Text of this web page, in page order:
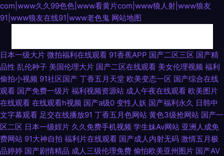
com|www久久99色色|www看黄片com|www狼人射|www狼友
91|www狼友在线91|www老色鬼 网站地图
91热自拍视频网站 首页大香蕉 91青椒草莓 91色人妻 欧美色图色导航 日韩风
狂性爱 色婷婷日韩av电影 亚洲日韩国产精品无 91肏逼 91精品福利入口 99
久久国产精品系列 东京热九九精品 九色91熟女 欧美成久久 色呦呦网站入口
国 一区二卡三卡中日 91扦妹妹电影导航 91性色 91永久在线免费 97韩影视
伦理 东京热色婷婷接吻 久草五月份 美女网站免费观看全裸 日韩高清无码社
日本一级大片 微拍福利在线观看 91香蕉APP 国产二区三区 国产精
品性 乱伦种子 美国伦理大片 国产二区在线观看 美女伦理视频 福利
偷拍小视频 91社区国产 丁香五月天堂 欧美变态一区 国产综合在线
观看 国产免费一级片 福利视频资源站 成人午夜在线观看 欧美图片
在线观看 在线观看h视频 国产a级0 变性人妖 国产福利永久 日韩中
文字幕观看 足交在线播放91 丁香五月色网站 黄色3级抢网站 国产一
区二区 日本一级婬片 久久免费手机视频 学生妹Av网站 亚洲人成免
费网站 91大神自拍 福利片在线观看 国产成人内射无码 激情五月极
品婷婷 国产剧情精品 成人三级伦理免费 偷怕欧美亚州图片 国产AV